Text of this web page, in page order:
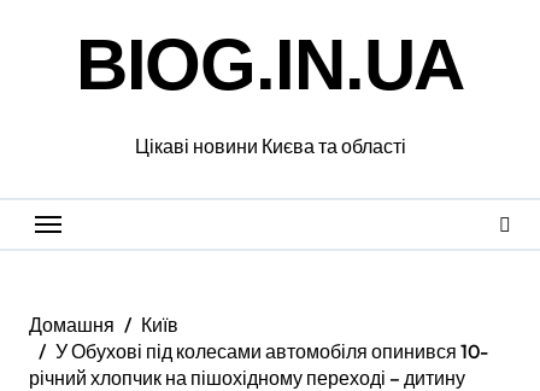
BIOG.IN.UA
Цікаві новини Києва та області
Домашня
Київ
У Обухові під колесами автомобіля опинився 10-
річний хлопчик на пішохідному переході – дитину